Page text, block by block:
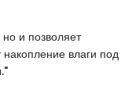
и позволяет
влаги под